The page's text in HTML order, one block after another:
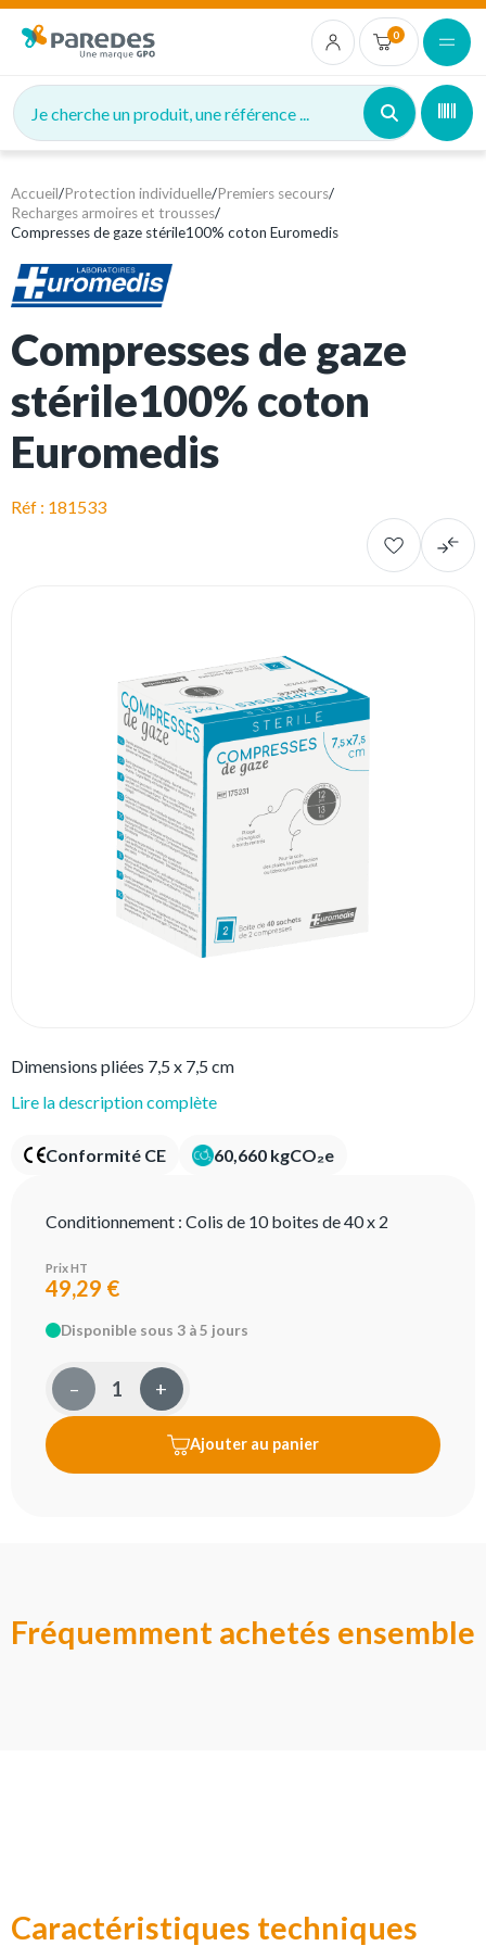
0
Je cherche un produit, une référence ...
Accueil/Protection individuelle/Premiers secours/
Recharges armoires et trousses/
Compresses de gaze stérile100% coton Euromedis
Compresses de gaze
stérile100% coton
Euromedis
Réf : 181533
Dimensions pliées 7,5 x 7,5 cm
Lire la description complète
Conformité CE 60,660 kgCO₂e
Conditionnement : Colis de 10 boites de 40 x 2
Prix HT
49,29 €
Disponible sous 3 à 5 jours
– +
Ajouter au panier
Fréquemment achetés ensemble
Caractéristiques techniques